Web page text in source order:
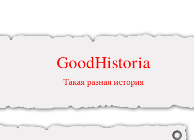
GoodHistoria
Такая разная история